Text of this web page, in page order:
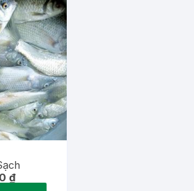
₫